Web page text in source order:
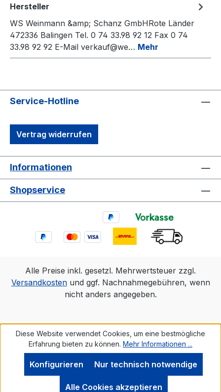
Hersteller
WS Weinmann &amp; Schanz GmbHRote Länder
472336 Balingen Tel. 0 74 33.98 92 12 Fax 0 74
33.98 92 92 E-Mail verkauf@we… Mehr
Service-Hotline
Vertrag widerrufen
Informationen
Shopservice
Alle Preise inkl. gesetzl. Mehrwertsteuer zzgl.
Versandkostenund ggf. Nachnahmegebühren, wenn
nicht anders angegeben.
Diese Website verwendet Cookies, um eine bestmögliche
Erfahrung bieten zu können. Mehr Informationen ...
Nur technisch notwendige
Konfigurieren
Alle Cookies akzeptieren